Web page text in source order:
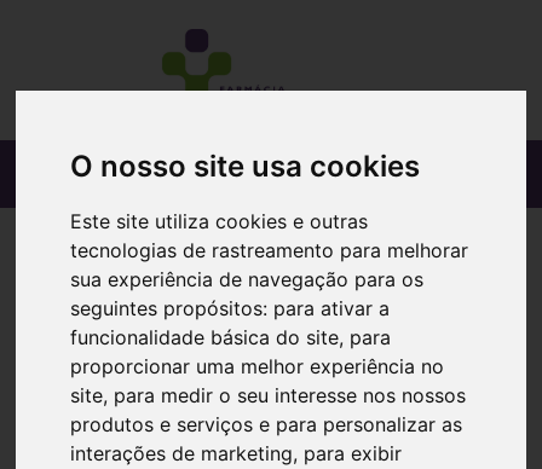
O nosso site usa cookies
Este site utiliza cookies e outras
tecnologias de rastreamento para melhorar
sua experiência de navegação para os
seguintes propósitos: para ativar a
funcionalidade básica do site, para
proporcionar uma melhor experiência no
site, para medir o seu interesse nos nossos
produtos e serviços e para personalizar as
interações de marketing, para exibir